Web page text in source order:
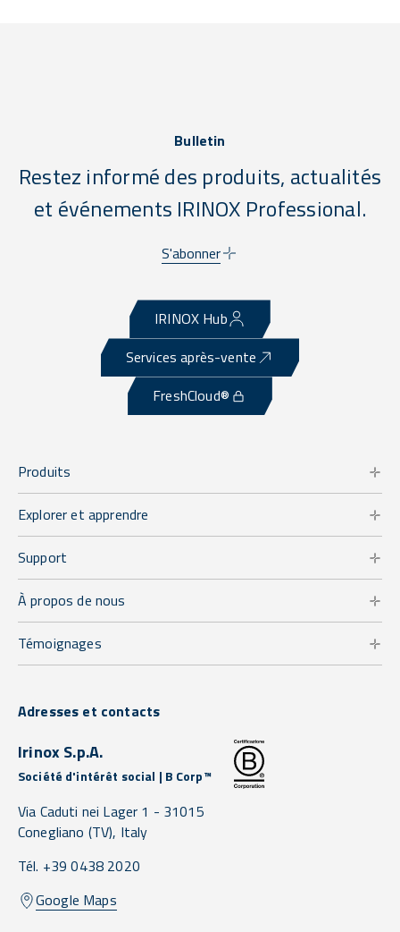
Bulletin
Restez informé des produits, actualités
et événements IRINOX Professional.
S'abonner
IRINOX Hub
Services après-vente
FreshCloud®
Produits
Explorer et apprendre
Support
À propos de nous
Témoignages
Adresses et contacts
Irinox S.p.A.
Société d'intérêt social | B Corp™
Via Caduti nei Lager 1 - 31015
Conegliano (TV), Italy
Tél. +39 0438 2020
Google Maps